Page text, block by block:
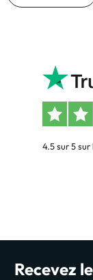
4.5 sur 5
Recevez